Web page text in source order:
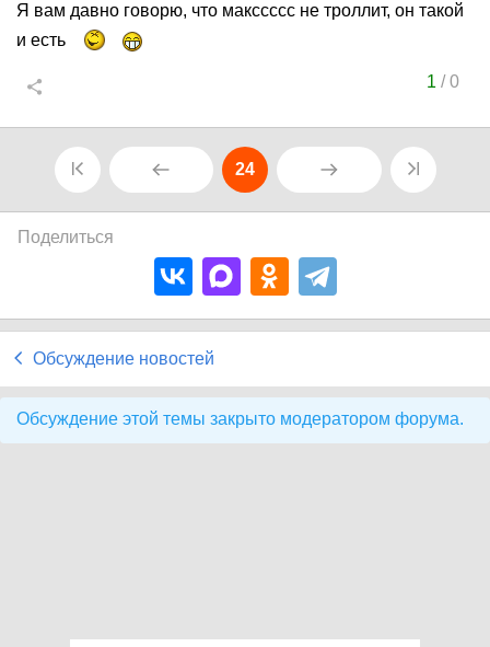
Я вам давно говорю, что макссссс не троллит, он такой
и есть
1 /0
24
Поделиться
Обсуждение новостей
Обсуждение этой темы закрыто модератором форума.